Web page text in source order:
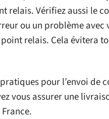
relais. Vérifiez aussi le
ou un problème avec
relais. Cela évitera
pour l’envoi de
vous assurer une